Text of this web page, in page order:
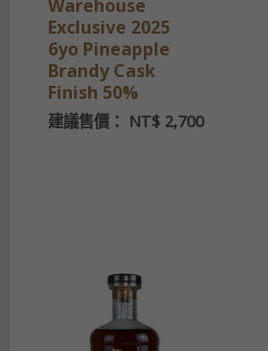
Warehouse
Exclusive 2025
6yo Pineapple
Brandy Cask
Finish 50%
建議售價： NT$2,700